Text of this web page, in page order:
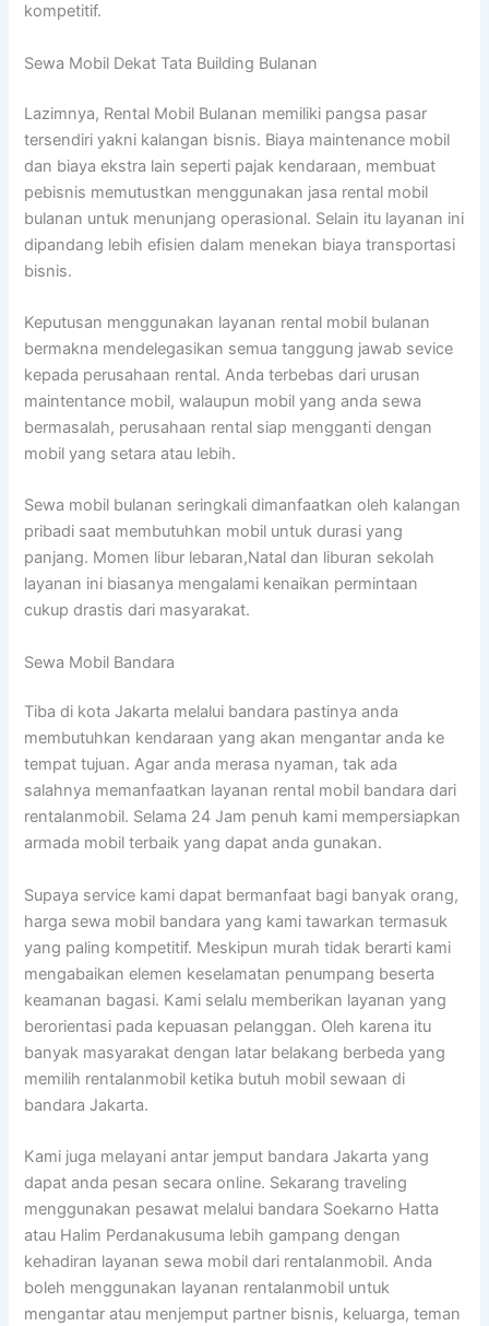
kompetitif.
Sewa Mobil Dekat Tata Building Bulanan
Lazimnya, Rental Mobil Bulanan memiliki pangsa pasar
tersendiri yakni kalangan bisnis. Biaya maintenance mobil
dan biaya ekstra lain seperti pajak kendaraan, membuat
pebisnis memutustkan menggunakan jasa rental mobil
bulanan untuk menunjang operasional. Selain itu layanan ini
dipandang lebih efisien dalam menekan biaya transportasi
bisnis.
Keputusan menggunakan layanan rental mobil bulanan
bermakna mendelegasikan semua tanggung jawab sevice
kepada perusahaan rental. Anda terbebas dari urusan
maintentance mobil, walaupun mobil yang anda sewa
bermasalah, perusahaan rental siap mengganti dengan
mobil yang setara atau lebih.
Sewa mobil bulanan seringkali dimanfaatkan oleh kalangan
pribadi saat membutuhkan mobil untuk durasi yang
panjang. Momen libur lebaran,Natal dan liburan sekolah
layanan ini biasanya mengalami kenaikan permintaan
cukup drastis dari masyarakat.
Sewa Mobil Bandara
Tiba di kota Jakarta melalui bandara pastinya anda
membutuhkan kendaraan yang akan mengantar anda ke
tempat tujuan. Agar anda merasa nyaman, tak ada
salahnya memanfaatkan layanan rental mobil bandara dari
rentalanmobil. Selama 24 Jam penuh kami mempersiapkan
armada mobil terbaik yang dapat anda gunakan.
Supaya service kami dapat bermanfaat bagi banyak orang,
harga sewa mobil bandara yang kami tawarkan termasuk
yang paling kompetitif. Meskipun murah tidak berarti kami
mengabaikan elemen keselamatan penumpang beserta
keamanan bagasi. Kami selalu memberikan layanan yang
berorientasi pada kepuasan pelanggan. Oleh karena itu
banyak masyarakat dengan latar belakang berbeda yang
memilih rentalanmobil ketika butuh mobil sewaan di
bandara Jakarta.
Kami juga melayani antar jemput bandara Jakarta yang
dapat anda pesan secara online. Sekarang traveling
menggunakan pesawat melalui bandara Soekarno Hatta
atau Halim Perdanakusuma lebih gampang dengan
kehadiran layanan sewa mobil dari rentalanmobil. Anda
boleh menggunakan layanan rentalanmobil untuk
mengantar atau menjemput partner bisnis, keluarga, teman